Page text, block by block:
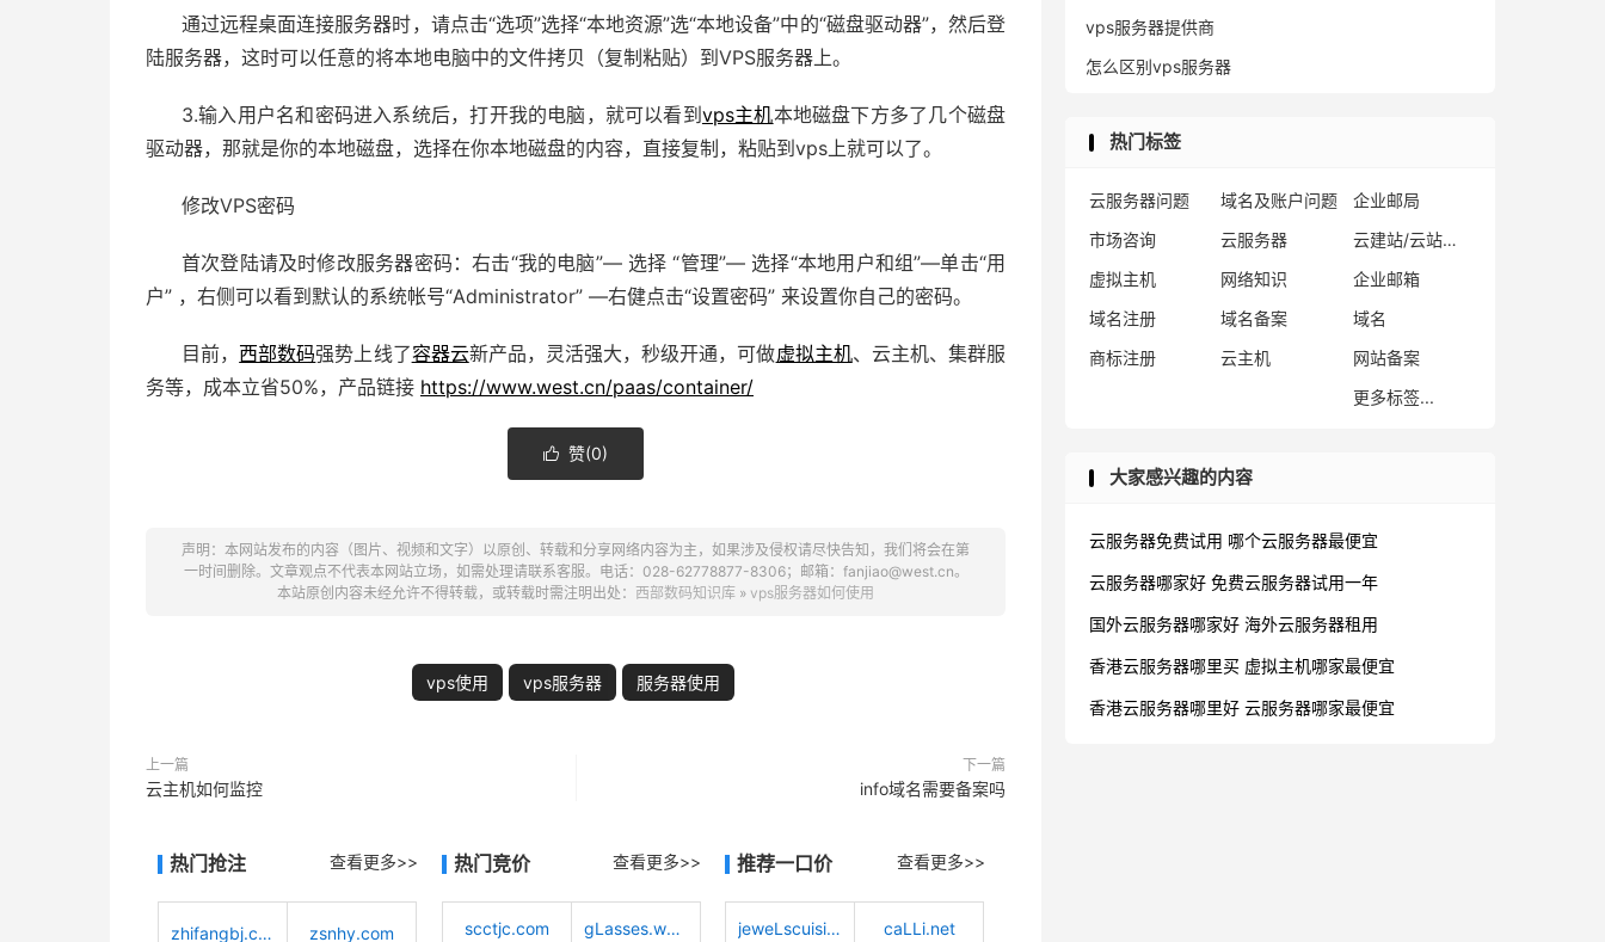
通过远程桌面连接服务器时，请点击“选项”选择“本地资源”选“本地设备”中的“磁盘驱动器”，然后登
陆服务器，这时可以任意的将本地电脑中的文件拷贝（复制粘贴）到VPS服务器上。
3.输入用户名和密码进入系统后，打开我的电脑，就可以看到 vps主机本地磁盘下方多了几个磁盘
驱动器，那就是你的本地磁盘，选择在你本地磁盘的内容，直接复制，粘贴到vps上就可以了。
修改VPS密码
首次登陆请及时修改服务器密码：右击“我的电脑”— 选择 “管理”— 选择“本地用户和组”—单击“用
户” ，右侧可以看到默认的系统帐号“Administrator” —右健点击“设置密码” 来设置你自己的密码。
目前， 西部数码强势上线了容器云新产品，灵活强大，秒级开通，可做虚拟主机、云主机、集群服
务等，成本立省50%，产品链接 https://www.west.cn/paas/container/
 赞(0)
声明：本网站发布的内容（图片、视频和文字）以原创、转载和分享网络内容为主，如果涉及侵权请尽快告知，我们将会在第
一时间删除。文章观点不代表本网站立场，如需处理请联系客服。电话：028-62778877-8306；邮箱：fanjiao@west.cn。
本站原创内容未经允许不得转载，或转载时需注明出处： 西部数码知识库 » vps服务器如何使用
vps使用 vps服务器 服务器使用
上一篇
云主机如何监控
下一篇
info域名需要备案吗
热门抢注 查看更多>>
zhifangbj.com zsnhy.com
热门竞价 查看更多>>
scctjc.com
gLasses.worLd
推荐一口价 查看更多>>
jeweLscuisine.com
caLLi.net
vps服务器提供商
怎么区别vps服务器
热门标签
云服务器问题 域名及账户问题
企业邮局
市场咨询
云服务器
云建站/云站群/小程序
虚拟主机
网络知识
企业邮箱
域名注册
域名备案
域名
商标注册
云主机
网站备案
更多标签...
大家感兴趣的内容
云服务器免费试用 哪个云服务器最便宜
云服务器哪家好 免费云服务器试用一年
国外云服务器哪家好 海外云服务器租用
香港云服务器哪里买 虚拟主机哪家最便宜
香港云服务器哪里好 云服务器哪家最便宜